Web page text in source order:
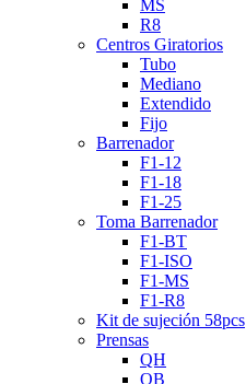
MS
R8
Centros Giratorios
Tubo
Mediano
Extendido
Fijo
Barrenador
F1-12
F1-18
F1-25
Toma Barrenador
F1-BT
F1-ISO
F1-MS
F1-R8
Kit de sujeción 58pcs
Prensas
QH
QB